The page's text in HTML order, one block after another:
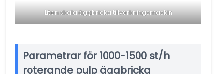
Liten skala äggbricka tillverkningsmaskin
Parametrar för 1000-1500 st/h
roterande pulp äggbricka